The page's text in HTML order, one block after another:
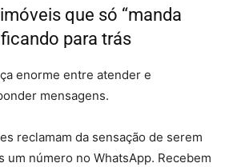
que só “manda
para trás
enorme entre atender e
mensagens.
reclamam da sensação de serem
um número no WhatsApp. Recebem